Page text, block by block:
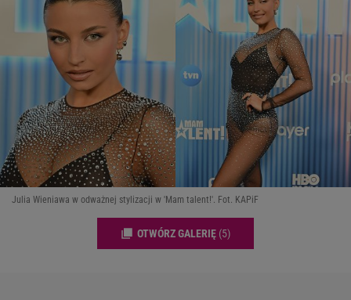
Julia Wieniawa w odważnej stylizacji w 'Mam talent!'. Fot. KAPiF
OTWÓRZ GALERIĘ (5)